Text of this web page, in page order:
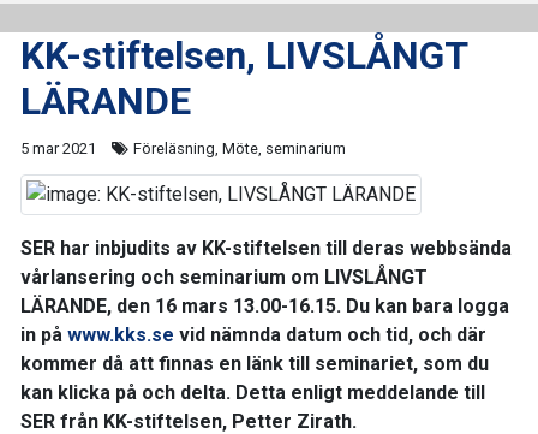
KK-stiftelsen, LIVSLÅNGT
LÄRANDE
5 mar 2021 Föreläsning, Möte, seminarium
SER har inbjudits av KK-stiftelsen till deras webbsända
vårlansering och seminarium om LIVSLÅNGT
LÄRANDE, den 16 mars 13.00-16.15. Du kan bara logga
in på www.kks.se vid nämnda datum och tid, och där
kommer då att finnas en länk till seminariet, som du
kan klicka på och delta. Detta enligt meddelande till
SER från KK-stiftelsen, Petter Zirath.